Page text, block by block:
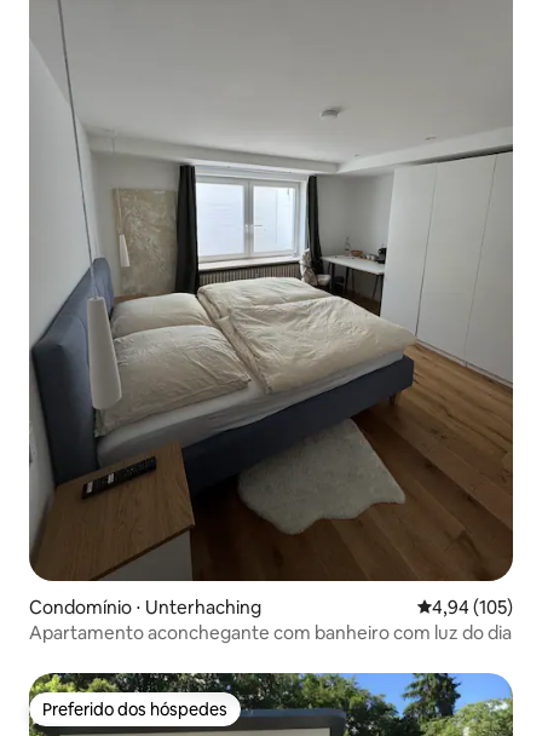
Condomínio ⋅ Unterhaching 4,94 de uma
4,94 (105)
Apartamento aconchegante com banheiro com luz do dia
Preferido dos hóspedes
Preferido dos hóspedes